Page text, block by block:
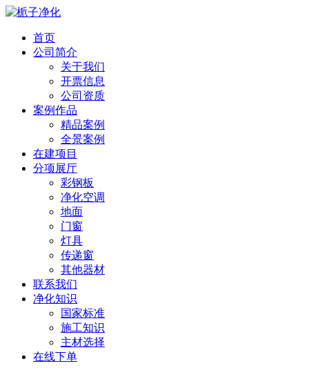
首页
公司简介
关于我们
开票信息
公司资质
案例作品
精品案例
全景案例
在建项目
分项展厅
彩钢板
净化空调
地面
门窗
灯具
传递窗
其他器材
联系我们
净化知识
国家标准
施工知识
主材选择
在线下单